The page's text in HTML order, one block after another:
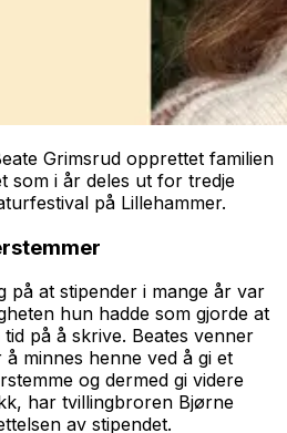
Grimsrud opprettet familien
som i år deles ut for tredje
på Lillehammer.
på at stipender i mange år var
hun hadde som gjorde at
på å skrive. Beates venner
minnes henne ved å gi et
og dermed gi videre
har tvillingbroren Bjørne
av stipendet.